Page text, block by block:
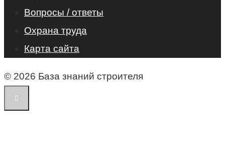
Вопросы / ответы
Охрана труда
Карта сайта
© 2026 База знаний строителя